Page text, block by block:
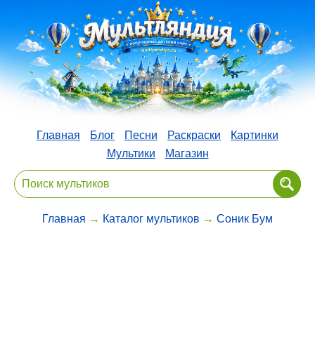
Главная Блог Песни Раскраски
Картинки
Мультики
Магазин
Главная → Каталог мультиков → Соник Бум